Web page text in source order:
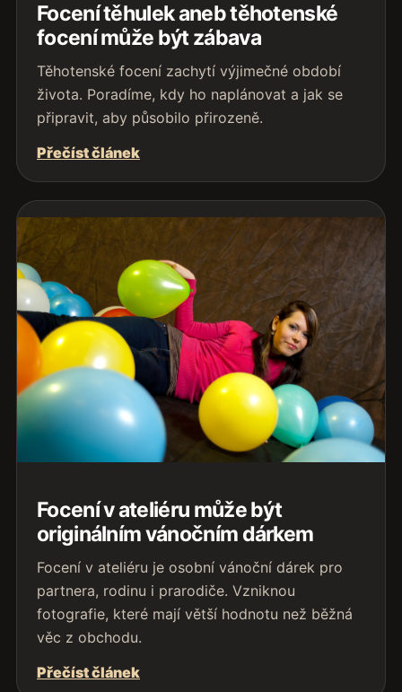
Focení těhulek aneb těhotenské
focení může být zábava
Těhotenské focení zachytí výjimečné období
života. Poradíme, kdy ho naplánovat a jak se
připravit, aby působilo přirozeně.
Přečíst článek
Focení v ateliéru může být
originálním vánočním dárkem
Focení v ateliéru je osobní vánoční dárek pro
partnera, rodinu i prarodiče. Vzniknou
fotografie, které mají větší hodnotu než běžná
věc z obchodu.
Přečíst článek